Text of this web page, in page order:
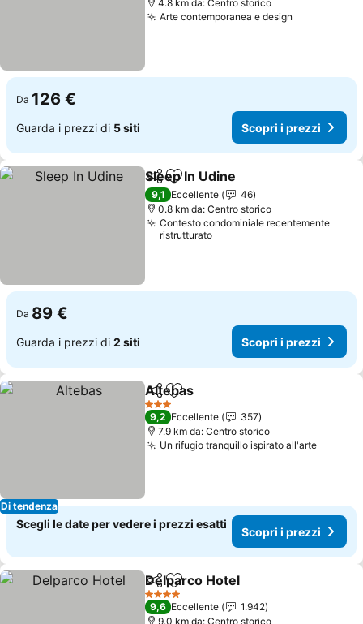
4.8 km da: Centro storico
Arte contemporanea e design
Da 126 €
Guarda i prezzi di 5 siti Scopri i prezzi
CondividiAggiungi ai preferiti
Sleep In Udine
9,1 Eccellente
46
0.8 km da: Centro storico
Contesto condominiale recentemente
ristrutturato
Da 89 €
Guarda i prezzi di 2 siti Scopri i prezzi
Di tendenza
CondividiAggiungi ai preferiti
Altebas
3 Stelle
9,2 Eccellente
357
7.9 km da: Centro storico
Un rifugio tranquillo ispirato all'arteScopri
Scegli le date per vedere i prezzi esatti
Scopri i prezzi
CondividiAggiungi ai preferiti
Delparco Hotel
4 Stelle
9,6 Eccellente
1.942
9.0 km da: Centro storico